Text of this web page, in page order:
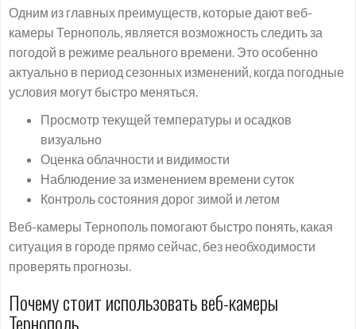
Одним из главных преимуществ, которые дают веб-
камеры Тернополь, является возможность следить за
погодой в режиме реального времени. Это особенно
актуально в период сезонных изменений, когда погодные
условия могут быстро меняться.
Просмотр текущей температуры и осадков
визуально
Оценка облачности и видимости
Наблюдение за изменением времени суток
Контроль состояния дорог зимой и летом
Веб-камеры Тернополь помогают быстро понять, какая
ситуация в городе прямо сейчас, без необходимости
проверять прогнозы.
Почему стоит использовать веб-камеры
Тернополь